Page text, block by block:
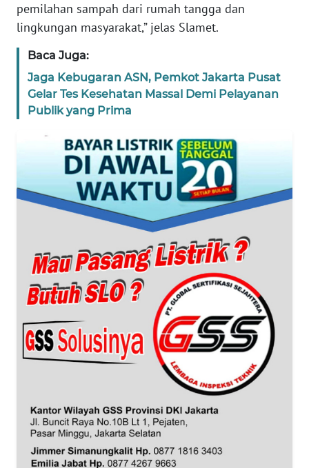
pemilahan sampah dari rumah tangga dan
lingkungan masyarakat,” jelas Slamet.
Baca Juga:
Jaga Kebugaran ASN, Pemkot Jakarta Pusat
Gelar Tes Kesehatan Massal Demi Pelayanan
Publik yang Prima
Wahana
Regional
WN
SUMUT
WN
WN
JABAR
BANTEN
WN
NTT
WN
KEPRI
PAPUA
WN
PAPUA